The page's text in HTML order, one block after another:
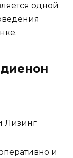
одной
Лизинг
и